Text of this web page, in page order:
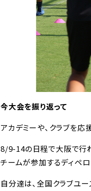
今大会を振り返って
アカデミーや、クラブを応
8/9-14の日程で大阪で行
チームが参加するディペロ
自分達は、全国クラブユ